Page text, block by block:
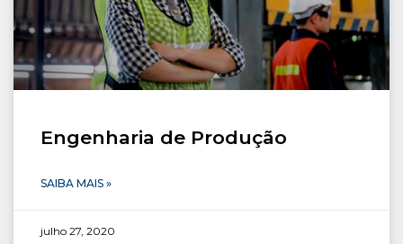
Engenharia de Produção
SAIBA MAIS »
julho 27, 2020